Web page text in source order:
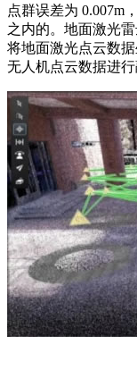
点群误差为 0.007m
之内的。地面激光
将地面激光点云数
无人机点云数据进行